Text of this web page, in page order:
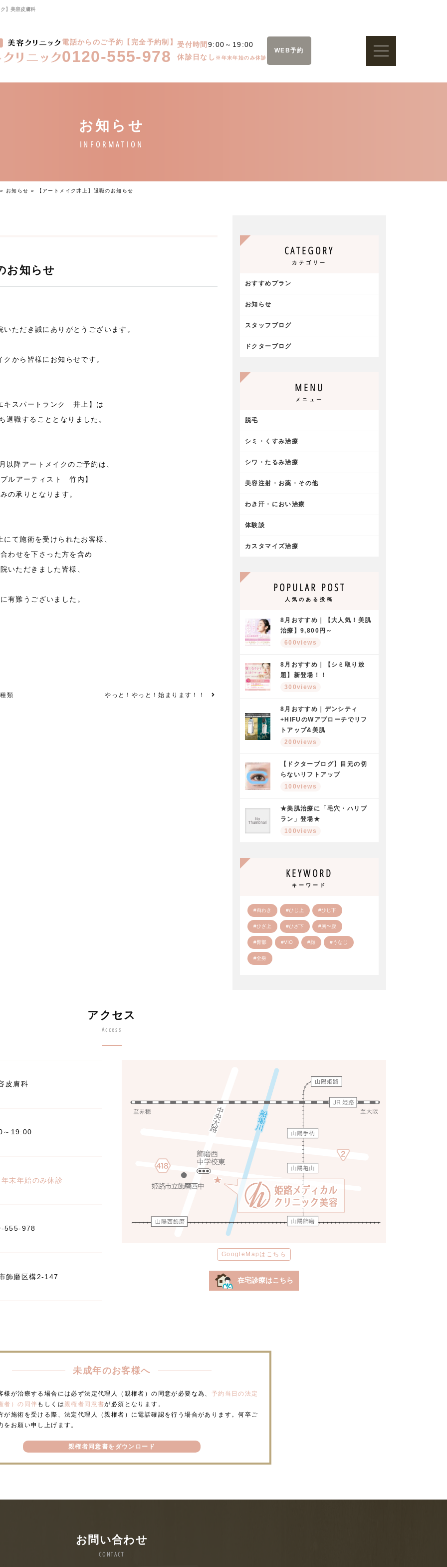
】美容皮膚科
電話からのご予約【完全予約制】
0120-555-978
受付時間 9:00～19:00
休診日なし ※年末年始のみ休診
WEB予約
» お知らせ » 【アートメイク井上】退職のお知らせ
お知らせ
いただき誠にありがとうございます。
クから皆様にお知らせです。
キスパートランク 井上】は
退職することとなりました。
以降アートメイクのご予約は、
ブルアーティスト 竹内】
の承りとなります。
にて施術を受けられたお客様、
わせを下さった方を含め
いただきました皆様、
有難うございました。
類
やっと！やっと！始まります！！
CATEGORY
カテゴリー
おすすめプラン
お知らせ
スタッフブログ
ドクターブログ
MENU
メニュー
脱毛
シミ・くすみ治療
シワ・たるみ治療
美容注射・お薬・その他
わき汗・におい治療
体験談
カスタマイズ治療
POPULAR POST
人気のある投稿
8月おすすめ｜【大人気！美肌
治療】9,800円～
600views
8月おすすめ｜【シミ取り放
題】新登場！！
300views
8月おすすめ｜デンシティ
+HIFUのWアプローチでリフ
トアップ&美肌
200views
【ドクターブログ】目元の切
らないリフトアップ
100views
★美肌治療に「毛穴・ハリプ
ラン」登場★
100views
KEYWORD
キーワード
#両わき #ひじ上 #ひじ下
#ひざ上 #ひざ下 #胸〜腹
#臀部 #VIO #顔 #うなじ
#全身
アクセス
Access
皮膚科
～19:00
末年始のみ休診
555-978
飾磨区構2-147
GoogleMapはこちら
在宅診療はこちら
未成年のお客様へ
様が治療する場合には必ず法定代理人（親権者）の同意が必要な為、 予約当日の法定
者）の同伴 もしくは親権者同意書が必須となります。
が施術を受ける際、法定代理人（親権者）に電話確認を行う場合があります。何卒ご
をお願い申し上げます。
親権者同意書をダウンロード
お問い合わせ
CONTACT